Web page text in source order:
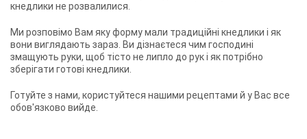
кнедлики не розвалилися.
Ми розповімо Вам яку форму мали традиційні кнедлики і як
вони виглядають зараз. Ви дізнаєтеся чим господині
змащують руки, щоб тісто не липло до рук і як потрібно
зберігати готові кнедлики.
Готуйте з нами, користуйтеся нашими рецептами й у Вас все
обов'язково вийде.